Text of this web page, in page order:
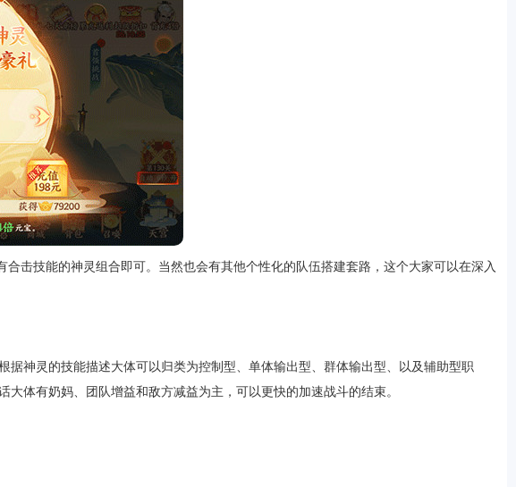
击技能的神灵组合即可。当然也会有其他个性化的队伍搭建套路，这个大家可以在深入
神灵的技能描述大体可以归类为控制型、单体输出型、群体输出型、以及辅助型职
体有奶妈、团队增益和敌方减益为主，可以更快的加速战斗的结束。